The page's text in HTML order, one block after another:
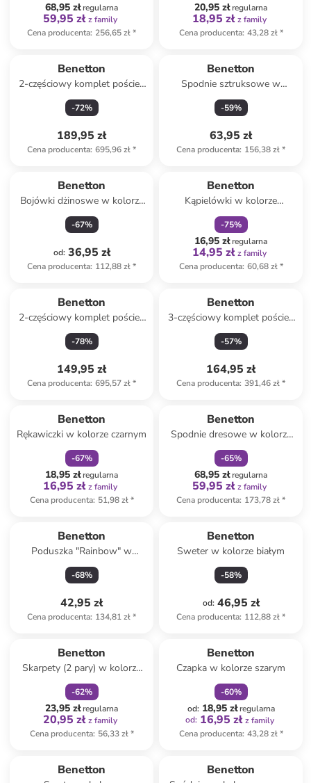
68,95 złregularna
59,95 zł z family
Cena producenta: 256,65 zł*
20,95 złregularna
18,95 zł z family
Cena producenta: 43,28 zł*
Benetton
2-częściowy komplet pościeli
w kolorze białym
-72%
189,95 zł
Cena producenta: 695,96 zł*
Benetton
Spodnie sztruksowe w
kolorze czarnym
-59%
63,95 zł
Cena producenta: 156,38 zł*
Benetton
Bojówki dżinoswe w kolorze
granatowym
-67%
od: 36,95 zł
Cena producenta: 112,88 zł*
Benetton
Kąpielówki w kolorze
granatowym
-75%
16,95 złregularna
14,95 zł z family
Cena producenta: 60,68 zł*
Benetton
2-częściowy komplet pościeli
w kolorze jasnoszarym
-78%
149,95 zł
Cena producenta: 695,57 zł*
Benetton
3-częściowy komplet pościeli
w kolorze białym ze wzorem
-57%
164,95 zł
Cena producenta: 391,46 zł*
Benetton
Rękawiczki w kolorze czarnym
-67%
18,95 złregularna
16,95 zł z family
Cena producenta: 51,98 zł*
Benetton
Spodnie dresowe w kolorze
czerwonym
-65%
68,95 złregularna
59,95 zł z family
Cena producenta: 173,78 zł*
Benetton
Poduszka "Rainbow" w
kolorze białym ze wzorem
-68%
42,95 zł
Cena producenta: 134,81 zł*
Benetton
Sweter w kolorze białym
-58%
od: 46,95 zł
Cena producenta: 112,88 zł*
Benetton
Skarpety (2 pary) w kolorze
czarnym, białym i granatowym
-62%
23,95 złregularna
20,95 zł z family
Cena producenta: 56,33 zł*
Benetton
Czapka w kolorze szarym
-60%
od: 18,95 złregularna
od: 16,95 zł z family
Cena producenta: 43,28 zł*
Benetton Benetton